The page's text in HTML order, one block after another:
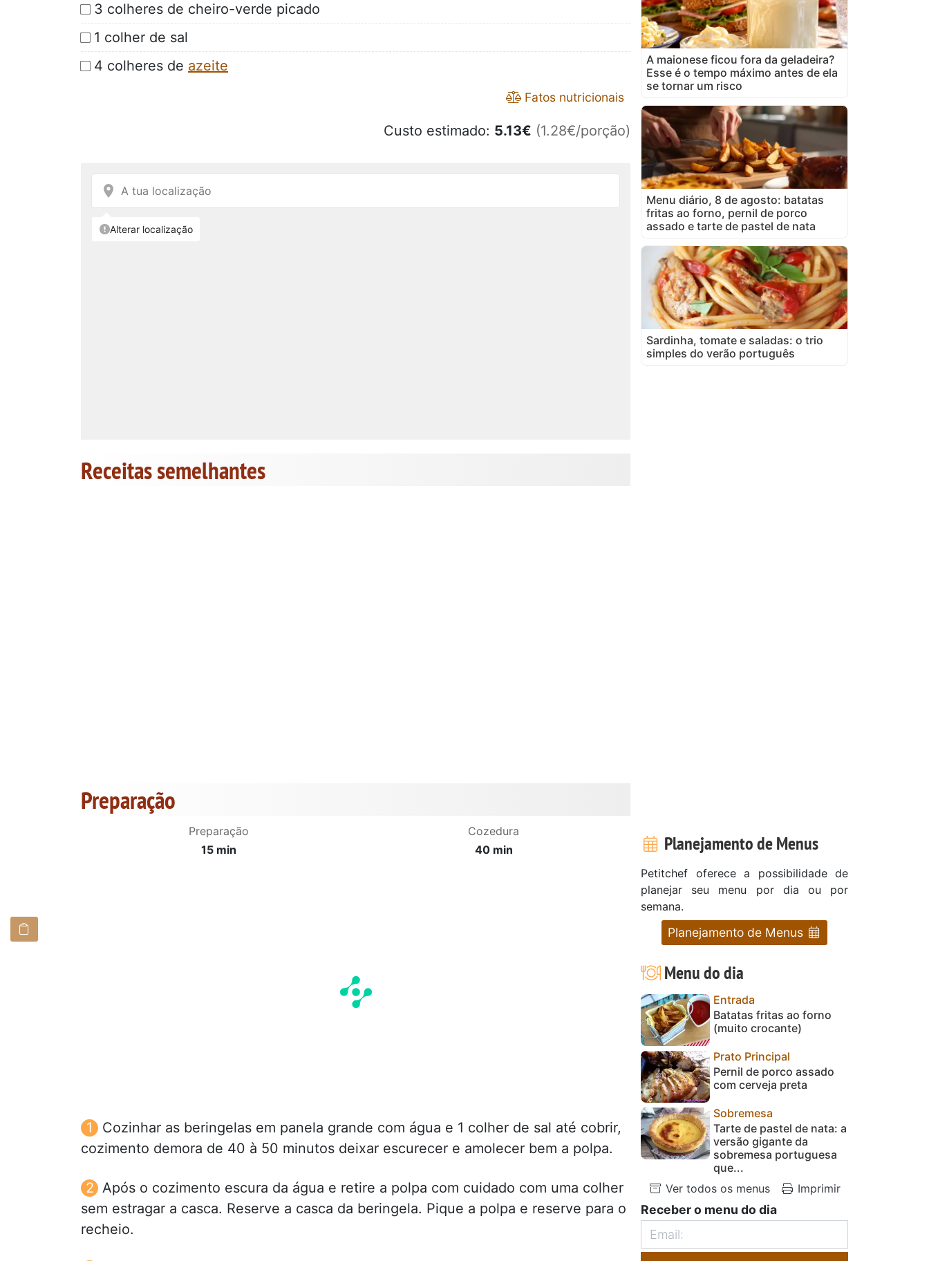
3 colheres de cheiro-verde picado
1 colher de sal
4 colheres de azeite
Fatos nutricionais
Custo estimado: 5.13€ (1.28€/porção)
Receitas semelhantes
Preparação
Preparação
15 min
Cozedura
40 min
Cozinhar as beringelas em panela grande com água e 1 colher de sal até cobrir,
cozimento demora de 40 à 50 minutos deixar escurecer e amolecer bem a polpa.
Após o cozimento escura da água e retire a polpa com cuidado com uma colher
sem estragar a casca. Reserve a casca da beringela. Pique a polpa e reserve para o
recheio.
A maionese ficou fora da geladeira?
Esse é o tempo máximo antes de ela
se tornar um risco
Menu diário, 8 de agosto: batatas
fritas ao forno, pernil de porco
assado e tarte de pastel de nata
Sardinha, tomate e saladas: o trio
simples do verão português
Planejamento de Menus
Petitchef oferece a possibilidade de
planejar seu menu por dia ou por
semana.
Planejamento de Menus
Menu do dia
Entrada
Batatas fritas ao forno
(muito crocante)
Prato Principal
Pernil de porco assado
com cerveja preta
Sobremesa
Tarte de pastel de nata: a
versão gigante da
sobremesa portuguesa
que...
Ver todos os menus
Imprimir
Receber o menu do dia